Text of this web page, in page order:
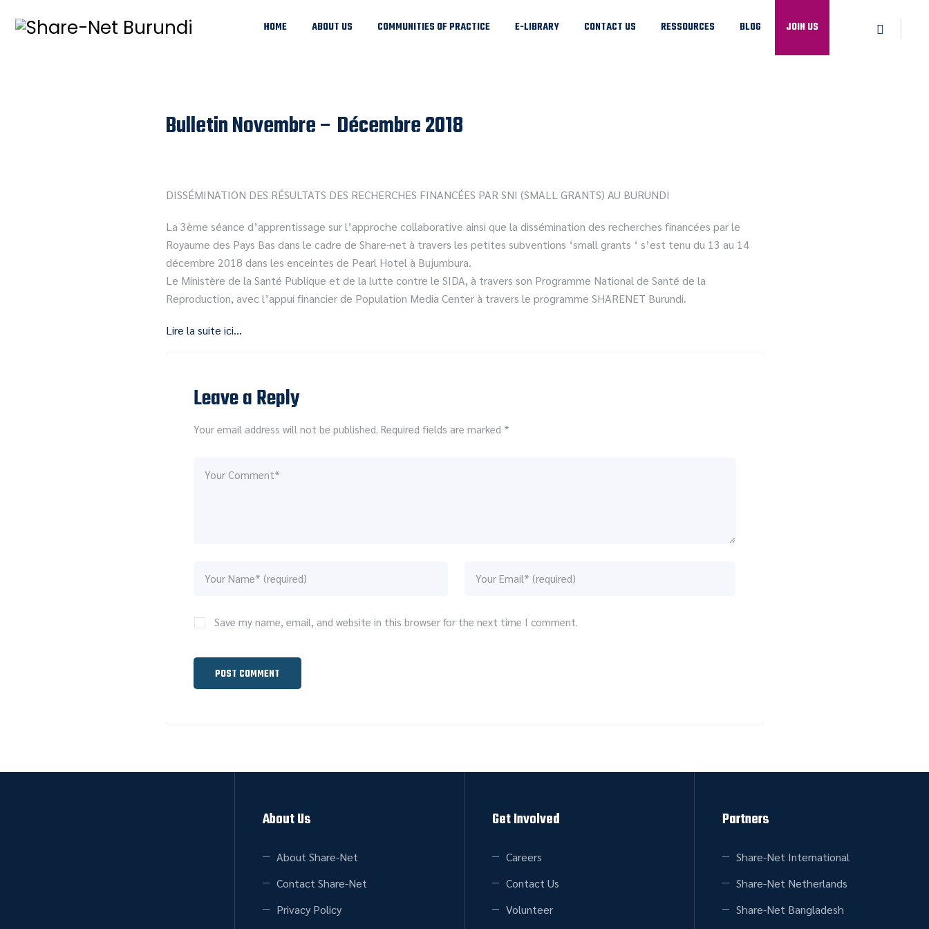
HOME ABOUT US COMMUNITIES OF PRACTICE E-LIBRARY CONTACT US RESSOURCES BLOG JOIN US
Bulletin Novembre – Décembre 2018
DISSÉMINATION DES RÉSULTATS DES RECHERCHES FINANCÉES PAR SNI (SMALL GRANTS) AU BURUNDI
La 3ème séance d’apprentissage sur l’approche collaborative ainsi que la dissémination des recherches financées par le
Royaume des Pays Bas dans le cadre de Share-net à travers les petites subventions ‘small grants ‘ s’est tenu du 13 au 14
décembre 2018 dans les enceintes de Pearl Hotel à Bujumbura.
Le Ministère de la Santé Publique et de la lutte contre le SIDA, à travers son Programme National de Santé de la
Reproduction, avec l’appui financier de Population Media Center à travers le programme SHARENET Burundi.
Lire la suite ici…
Leave a Reply
Your email address will not be published. Required fields are marked *
Save my name, email, and website in this browser for the next time I comment.
About Us
About Share-Net
Contact Share-Net
Privacy Policy
Get Involved
Careers
Contact Us
Volunteer
Partners
Share-Net International
Share-Net Netherlands
Share-Net Bangladesh